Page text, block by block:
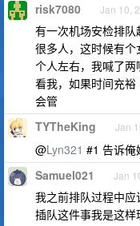
risk7080 Jan 10,
有一次机场安检排
很多人，这时候有
个人左右，我喊了
看我，如果时间充
会管
TYTheKing Jan
@Lyn321 #1 告诉俺
Samuel021 Jan
我之前排队过程中
插队这件事我是这样